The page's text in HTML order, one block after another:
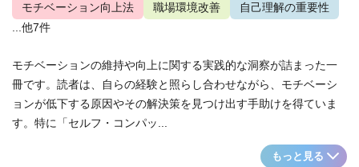
モチベーション向上法 職場環境改善
自己理解の重要性
...他7件
モチベーションの維持や向上に関する実践的な洞察が詰まった一
冊です。読者は、自らの経験と照らし合わせながら、モチベーシ
ョンが低下する原因やその解決策を見つけ出す手助けを得ていま
す。特に「セルフ・コンパッ...
もっと見る